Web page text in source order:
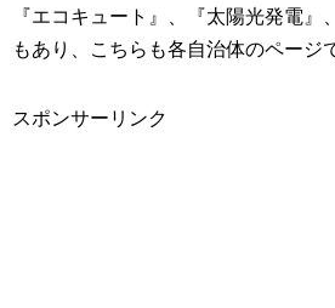
『エコキュート』、『太陽光発電』
もあり、こちらも各自治体のページ
スポンサーリンク